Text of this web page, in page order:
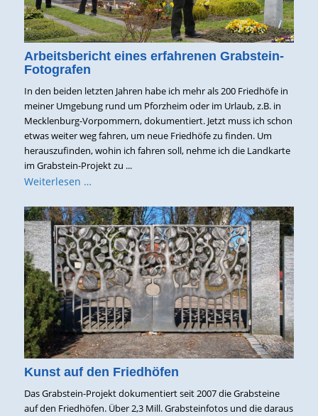
Arbeitsbericht eines erfahrenen Grabstein-
Fotografen
In den beiden letzten Jahren habe ich mehr als 200 Friedhöfe in
meiner Umgebung rund um Pforzheim oder im Urlaub, z.B. in
Mecklenburg-Vorpommern, dokumentiert. Jetzt muss ich schon
etwas weiter weg fahren, um neue Friedhöfe zu finden. Um
herauszufinden, wohin ich fahren soll, nehme ich die Landkarte
im Grabstein-Projekt zu ...
Weiterlesen …
Kunst auf den Friedhöfen
Das Grabstein-Projekt dokumentiert seit 2007 die Grabsteine
auf den Friedhöfen. Über 2,3 Mill. Grabsteinfotos und die daraus